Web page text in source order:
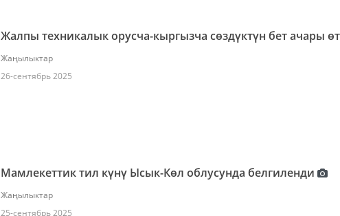
Жалпы техникалык орусча-кыргызча сөздүктүн бет ачары
Жаңылыктар
26-сентябрь 2025
Мамлекеттик тил күнү Ысык-Көл облусунда белгиленди
Жаңылыктар
25-сентябрь 2025